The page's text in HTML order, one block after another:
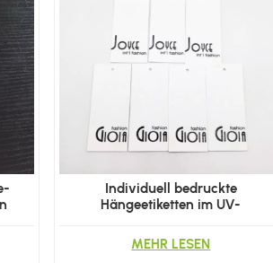
Individuell bedruckte
Hängeetiketten im UV-
MEHR LESEN